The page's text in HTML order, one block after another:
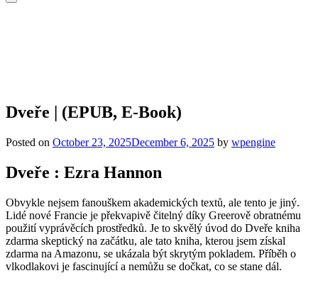
Dveře | (EPUB, E-Book)
Posted on October 23, 2025December 6, 2025 by wpengine
Dveře : Ezra Hannon
Obvykle nejsem fanouškem akademických textů, ale tento je jiný.
Lidé nové Francie je překvapivě čitelný díky Greerově obratnému
použití vyprávěcích prostředků. Je to skvělý úvod do Dveře kniha
zdarma skeptický na začátku, ale tato kniha, kterou jsem získal
zdarma na Amazonu, se ukázala být skrytým pokladem. Příběh o
vlkodlakovi je fascinující a nemůžu se dočkat, co se stane dál.